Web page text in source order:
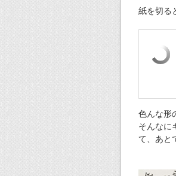
紙を切る
色んな形
そんなに
て、あと